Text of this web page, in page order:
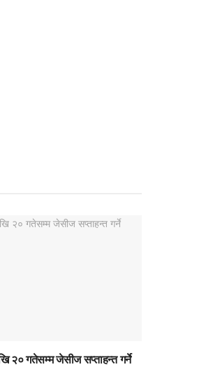
२० गतेसम्म जेसीज सप्ताहन्त गर्ने